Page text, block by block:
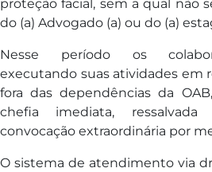
proteção facial, sem a qual não
do (a) Advogado (a) ou do (a)
Nesse período os
executando suas atividades em
fora das dependências da
chefia imediata,
convocação extraordinária por
O sistema de atendimento via